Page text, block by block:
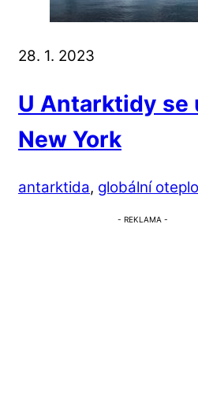
28. 1. 2023
U Antarktidy se
New York
antarktida, globální